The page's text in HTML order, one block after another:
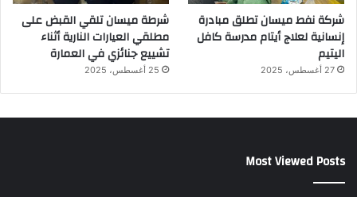
شركة نفط ميسان تطلق مبادرة
إنسانية لعلاج أيتام مدرسة كافل
اليتيم
27 أغسطس، 2025
شرطة ميسان تلقي القبض على
مطلقي العيارات النارية أثناء
تشييع جنائزي في العمارة
25 أغسطس، 2025
Most Viewed Posts